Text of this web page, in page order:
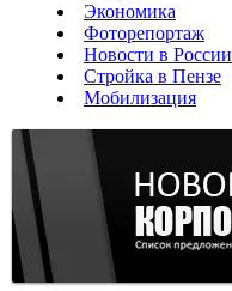
Экономика
Фоторепортаж
Новости в России
Стройка в Пензе
Мобилизация